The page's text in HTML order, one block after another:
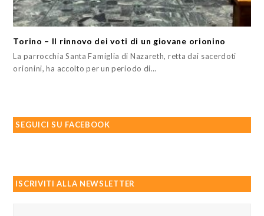
Torino – Il rinnovo dei voti di un giovane orionino
La parrocchia Santa Famiglia di Nazareth, retta dai sacerdoti
orionini, ha accolto per un periodo di…
SEGUICI SU FACEBOOK
ISCRIVITI ALLA NEWSLETTER